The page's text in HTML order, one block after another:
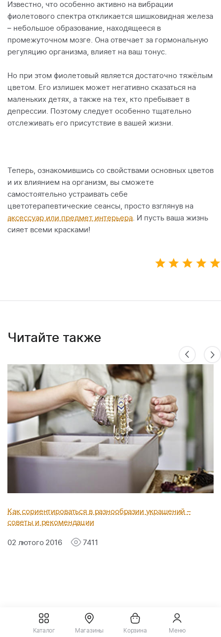
Известно, что особенно активно на вибрации
фиолетового спектра откликается шишковидная железа
– небольшое образование, находящееся в
промежуточном мозге. Она отвечает за гормональную
регуляцию организма, влияет на ваш тонус.
Но при этом фиолетовый является достаточно тяжёлым
цветом. Его излишек может негативно сказаться на
маленьких детях, а также на тех, кто пребывает в
депрессии. Поэтому следует особенно тщательно
отслеживать его присутствие в вашей жизни.
Теперь, ознакомившись со свойствами основных цветов
и их влиянием на организм, вы сможете
самостоятельно устраивать себе
цветотерапевтические сеансы, просто взглянув на
аксессуар или предмет интерьера. И пусть ваша жизнь
сияет всеми красками!
Читайте также
Как сориентироваться в разнообразии украшений –
советы и рекомендации
02 лютого 2016 7411
Каталог Магазины Корзина Меню